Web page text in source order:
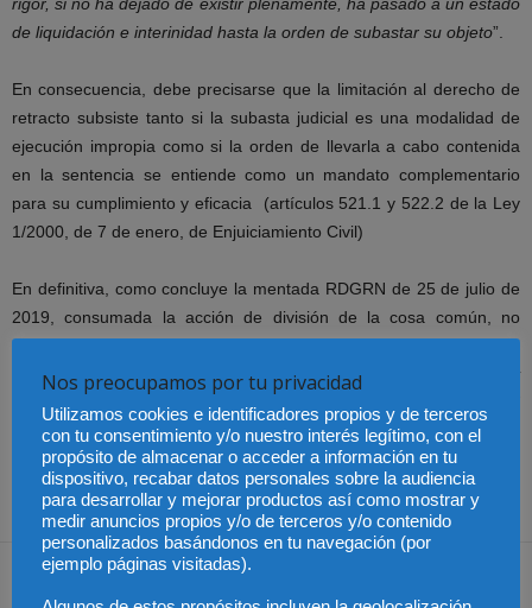
de liquidación e interinidad hasta la orden de subastar su objeto”.
En consecuencia, debe precisarse que la limitación al derecho de
retracto subsiste tanto si la subasta judicial es una modalidad de
ejecución impropia como si la orden de llevarla a cabo contenida
en la sentencia se entiende como un mandato complementario
para su cumplimiento y eficacia (artículos 521.1 y 522.2 de la Ley
1/2000, de 7 de enero, de Enjuiciamiento Civil)
En definitiva, como concluye la mentada RDGRN de 25 de julio de
2019, consumada la acción de división de la cosa común, no
concurre “
la causa justificativa del sacrificio que supone el retracto
a la propiedad y a la libertad de contratación al quedar absorbida y
derivada de la acción de división ejercitada”.
Autor: Bernardo Prieto, socio deFederis
Nos preocupamos por tu privacidad
Utilizamos cookies e identificadores propios y de terceros
con tu consentimiento y/o nuestro interés legítimo, con el
propósito de almacenar o acceder a información en tu
dispositivo, recabar datos personales sobre la audiencia
para desarrollar y mejorar productos así como mostrar y
medir anuncios propios y/o de terceros y/o contenido
personalizados basándonos en tu navegación (por
ejemplo páginas visitadas).